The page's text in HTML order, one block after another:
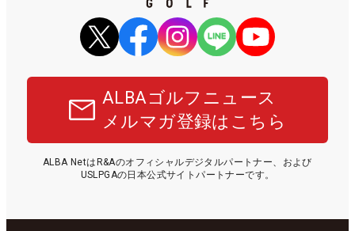
ALBAゴルフニュース
メルマガ登録はこちら
ALBA NetはR&Aのオフィシャルデジタルパートナー、および
USLPGAの日本公式サイトパートナーです。